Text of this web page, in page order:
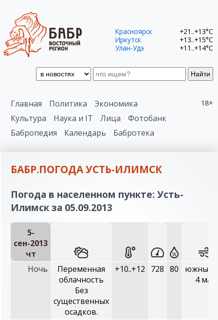
Найти
Красноярск
+21..+13°C
Иркутск
+13..+15°C
Улан-Удэ
+11..+14°C
18+
Главная Политика
Экономика
Культура
Наука и IT Лица
Фотобанк
Бабропедия
Календарь Бабротека
БАБР.ПОГОДА УСТЬ-ИЛИМСК
Погода в населенном пункте: Усть-
Илимск за 05.09.2013
5-
сен-2013
чт
Ночь
Переменная
облачность
Без
существенных
осадков.
+10..+12 728 80
южный,
4 м/с